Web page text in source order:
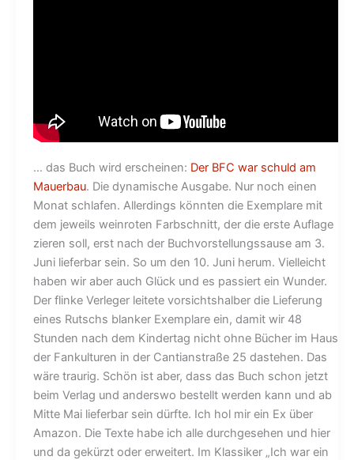
… das Buch wird erscheinen: Der BFC war schuld am
Mauerbau. Die dynamische Ausgabe. Nur noch einen
Monat schlafen. Allerdings könnten die Exemplare mit
dem jeweils weinroten Farbschnitt, der die erste Auflage
zieren soll, erst nach der Buchvorstellungssause am 3.
Juni lieferbar sein. So um den 10. Juni herum. Vielleicht
haben wir aber auch Glück und es passiert ein Wunder.
Der flinke Verleger leitete vorsichtshalber die Lieferung
eines Rutschs blanker Exemplare ein, damit wir 48
Stunden nach dem Kindertag nicht ohne Bücher im Haus
der Fankulturen in der Cantianstraße 25 dastehen. Das
wäre traurig. Schön ist aber, dass das Buch schon jetzt
beim Verlag und anderswo bestellt werden kann und ab
Mitte Mai lieferbar sein dürfte. Ich hol mir ein Ex über
Amazon. Die Texte habe ich alle durchgesehen und hier
und da gekürzt oder erweitert. Im Klassiker „Ich war ein